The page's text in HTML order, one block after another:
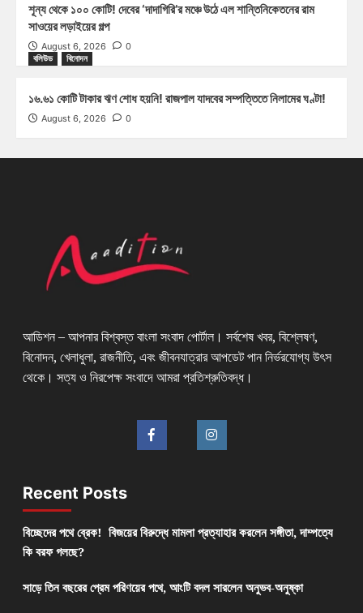
শূন্য থেকে ১০০ কোটি! দেবের ‘দাদাগিরি’র মঞ্চে উঠে এল শান্তিনিকেতনের রাম
সাওয়ের লড়াইয়ের গল্প
August 6, 2026
0
বলিউড
বিনোদন
১৬.৬১ কোটি টাকার ঋণ শোধ হয়নি! রাজপাল যাদবের সম্পত্তিতে নিলামের ঘণ্টা!
August 6, 2026 0
আডিশন – আপনার বিশ্বস্ত বাংলা সংবাদ পোর্টাল। সর্বশেষ খবর, বিশ্লেষণ,
বিনোদন, খেলাধুলা, রাজনীতি, এবং জীবনযাত্রার আপডেট পান নির্ভরযোগ্য উৎস
থেকে। সত্য ও নিরপেক্ষ সংবাদে আমরা প্রতিশ্রুতিবদ্ধ।
Recent Posts
বিচ্ছেদের পথে ব্রেক! বিজয়ের বিরুদ্ধে মামলা প্রত্যাহার করলেন সঙ্গীতা, দাম্পত্যে
কি বরফ গলছে?
সাড়ে তিন বছরের প্রেম পরিণয়ের পথে, আংটি বদল সারলেন অনুভব-অনুষ্কা